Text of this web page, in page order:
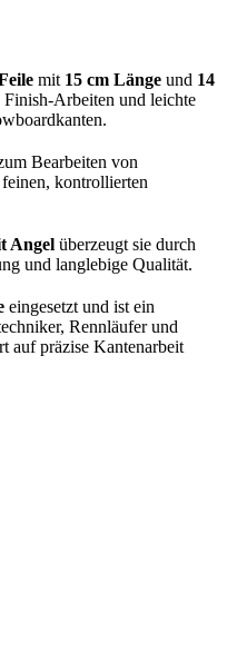
mit 15 cm Länge und 14
Finish-Arbeiten und leichte
Bearbeiten von
kontrollierten
Angel überzeugt sie durch
und langlebige Qualität.
eingesetzt und ist ein
Rennläufer und
auf präzise Kantenarbeit